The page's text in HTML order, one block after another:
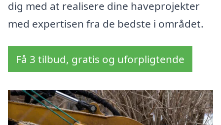
dig med at realisere dine haveprojekter
med expertisen fra de bedste i området.
Få 3 tilbud, gratis og uforpligtende